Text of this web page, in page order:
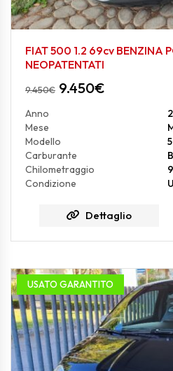
FIAT 500 1.2 69cv BENZINA
NEOPATENTATI
9.450€ 9.450€
Anno
Mese
Modello
Carburante
Chilometraggio
Condizione
Dettaglio
USATO GARANTITO